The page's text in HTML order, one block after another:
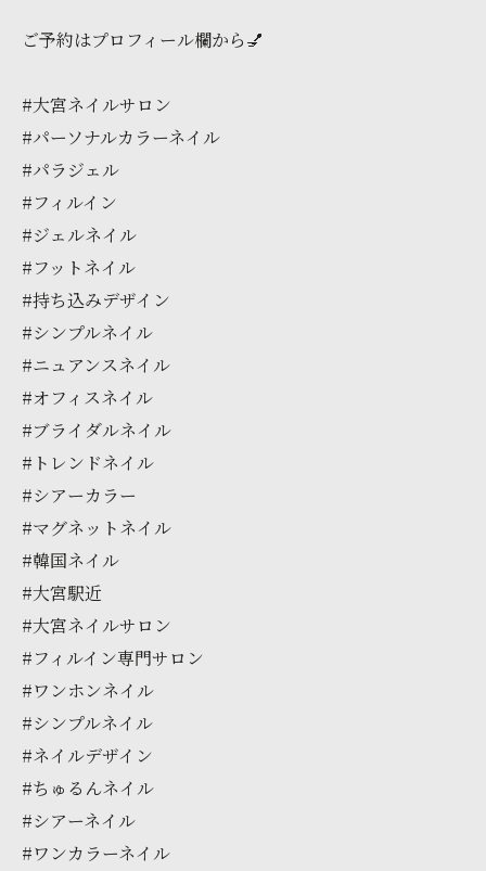
ご予約はプロフィール欄から💅
#大宮ネイルサロン
#パーソナルカラーネイル
#パラジェル
#フィルイン
#ジェルネイル
#フットネイル
#持ち込みデザイン
#シンプルネイル
#ニュアンスネイル
#オフィスネイル
#ブライダルネイル
#トレンドネイル
#シアーカラー
#マグネットネイル
#韓国ネイル
#大宮駅近
#大宮ネイルサロン
#フィルイン専門サロン
#ワンホンネイル
#シンプルネイル
#ネイルデザイン
#ちゅるんネイル
#シアーネイル
#ワンカラーネイル